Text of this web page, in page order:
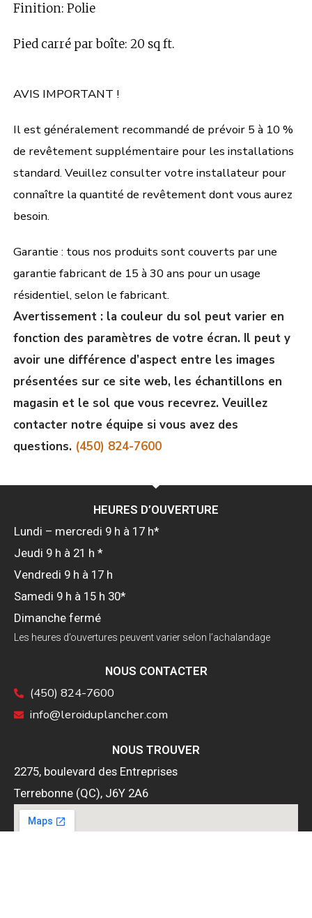
Finition: Polie
Pied carré par boîte: 20 sq ft.
AVIS IMPORTANT !
Il est généralement recommandé de prévoir 5 à 10 %
de revêtement supplémentaire pour les installations
standard. Veuillez consulter votre installateur pour
connaître la quantité de revêtement dont vous aurez
besoin.
Garantie : tous nos produits sont couverts par une
garantie fabricant de 15 à 30 ans pour un usage
résidentiel, selon le fabricant.
Avertissement : la couleur du sol peut varier en
fonction des paramètres de votre écran. Il peut y
avoir une différence d’aspect entre les images
présentées sur ce site web, les échantillons en
magasin et le sol que vous recevrez. Veuillez
contacter notre équipe si vous avez des
questions. (450) 824-7600
HEURES D’OUVERTURE
Lundi – mercredi 9 h à 17 h*
Jeudi 9 h à 21 h *
Vendredi 9 h à 17 h
Samedi 9 h à 15 h 30*
Dimanche fermé
Les heures d’ouvertures peuvent varier selon l’achalandage
NOUS CONTACTER
(450) 824-7600
info@leroiduplancher.com
NOUS TROUVER
2275, boulevard des Entreprises
Terrebonne (QC), J6Y 2A6